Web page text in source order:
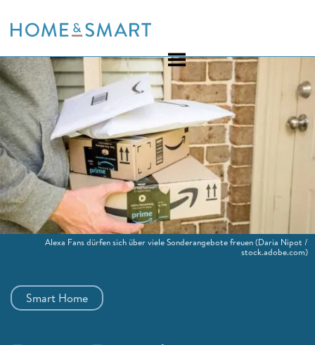
to
Smart Home
Alexa Fans dürfen sich über viele Sonderangebote freuen(Daria Nipot /
stock.adobe.com)